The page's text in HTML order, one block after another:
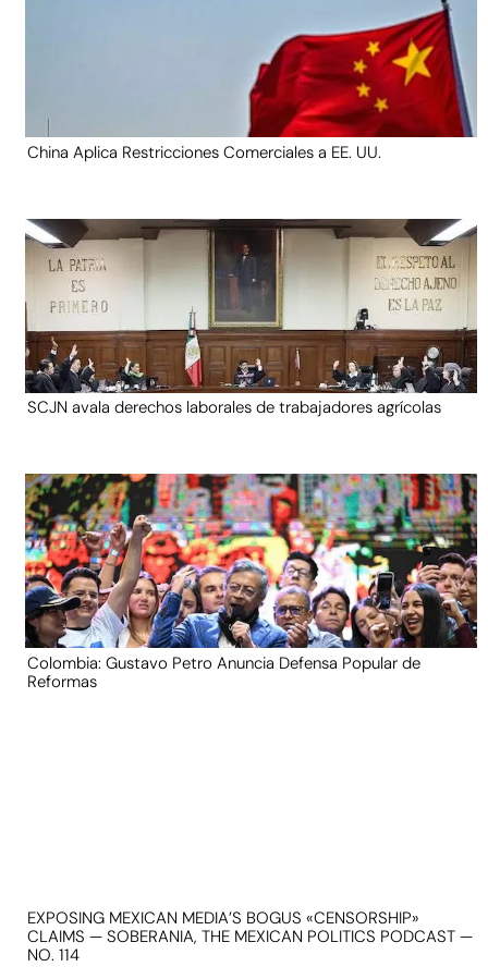
China Aplica Restricciones Comerciales a EE. UU.
SCJN avala derechos laborales de trabajadores agrícolas
Colombia: Gustavo Petro Anuncia Defensa Popular de
Reformas
EXPOSING MEXICAN MEDIA’S BOGUS «CENSORSHIP»
CLAIMS — SOBERANIA, THE MEXICAN POLITICS PODCAST —
NO. 114